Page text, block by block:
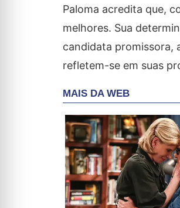
Paloma acredita que,
melhores. Sua
candidata promissora,
refletem-se em suas